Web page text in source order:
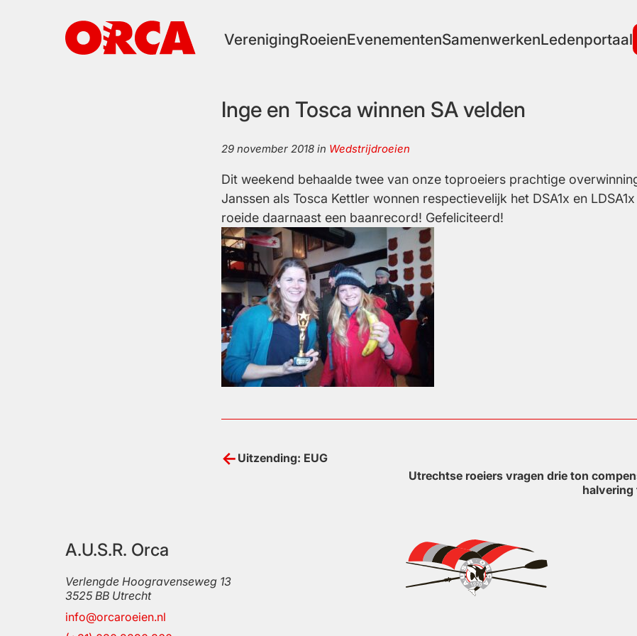
VerenigingRoeienEvenementenSamenwerkenLedenportaal
Inge en Tosca winnen SA velden
29 november 2018 in Wedstrijdroeien
Dit weekend behaalde twee van onze toproeiers prachtige
Janssen als Tosca Kettler wonnen respectievelijk het DSA1x en
roeide daarnaast een baanrecord! Gefeliciteerd!
Bericht
Uitzending: EUG
Utrechtse roeiers vragen drie ton
A.U.S.R. Orca
Verlengde Hoogravenseweg 13
3525 BB Utrecht
info@orcaroeien.nl